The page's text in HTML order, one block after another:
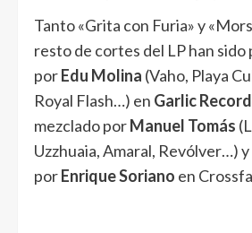
Tanto «Grita con Furia» y
resto de cortes del LP han sido
porEdu Molina (Vaho, Playa
Royal Flash…) en Garlic
mezclado porManuel Tomás
Uzzhuaia, Amaral, Revólver…)
porEnrique Soriano en